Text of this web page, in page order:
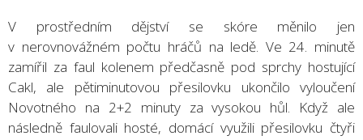
V prostředním dějství se skóre měnilo jen
v nerovnovážném počtu hráčů na ledě. Ve 24. minutě
zamířil za faul kolenem předčasně pod sprchy hostující
Cakl, ale pětiminutovou přesilovku ukončilo vyloučení
Novotného na 2+2 minuty za vysokou hůl. Když ale
následně faulovali hosté, domácí využili přesilovku čtyři